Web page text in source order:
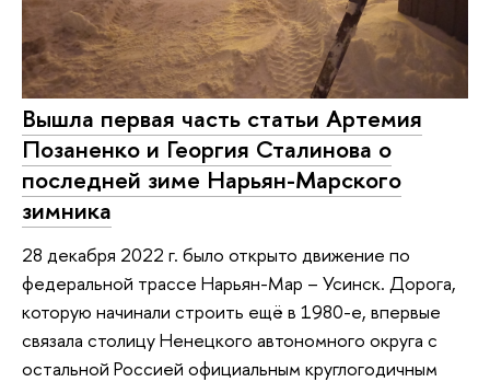
Вышла первая часть статьи Артемия
Позаненко и Георгия Сталинова о
последней зиме Нарьян-Марского
зимника
28 декабря 2022 г. было открыто движение по
федеральной трассе Нарьян-Мар – Усинск. Дорога,
которую начинали строить ещё в 1980-е, впервые
связала столицу Ненецкого автономного округа с
остальной Россией официальным круглогодичным